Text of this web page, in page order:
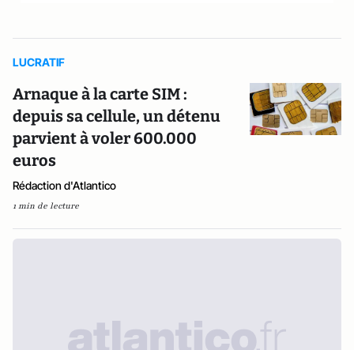
LUCRATIF
Arnaque à la carte SIM :
depuis sa cellule, un détenu
parvient à voler 600.000
euros
Rédaction d'Atlantico
1 min de lecture